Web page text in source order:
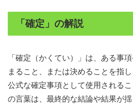
「確定」の解説
「確定（かくてい）」は、ある事
まること、または決めることを指
公式な確定事項として使用される
の言葉は、最終的な結論や結果が揺